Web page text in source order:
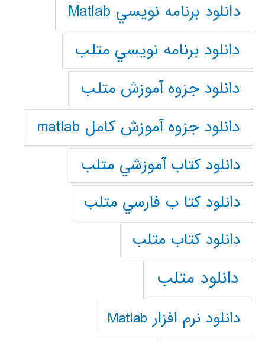
دانلود برنامه نويسي Matlab
دانلود برنامه نويسي متلب
دانلود جزوه آموزش متلب
دانلود جزوه آموزش کامل matlab
دانلود كتاب آموزشي متلب
دانلود كتا ب فارسي متلب
دانلود كتاب متلب
دانلود متلب
دانلود نرم افزار Matlab